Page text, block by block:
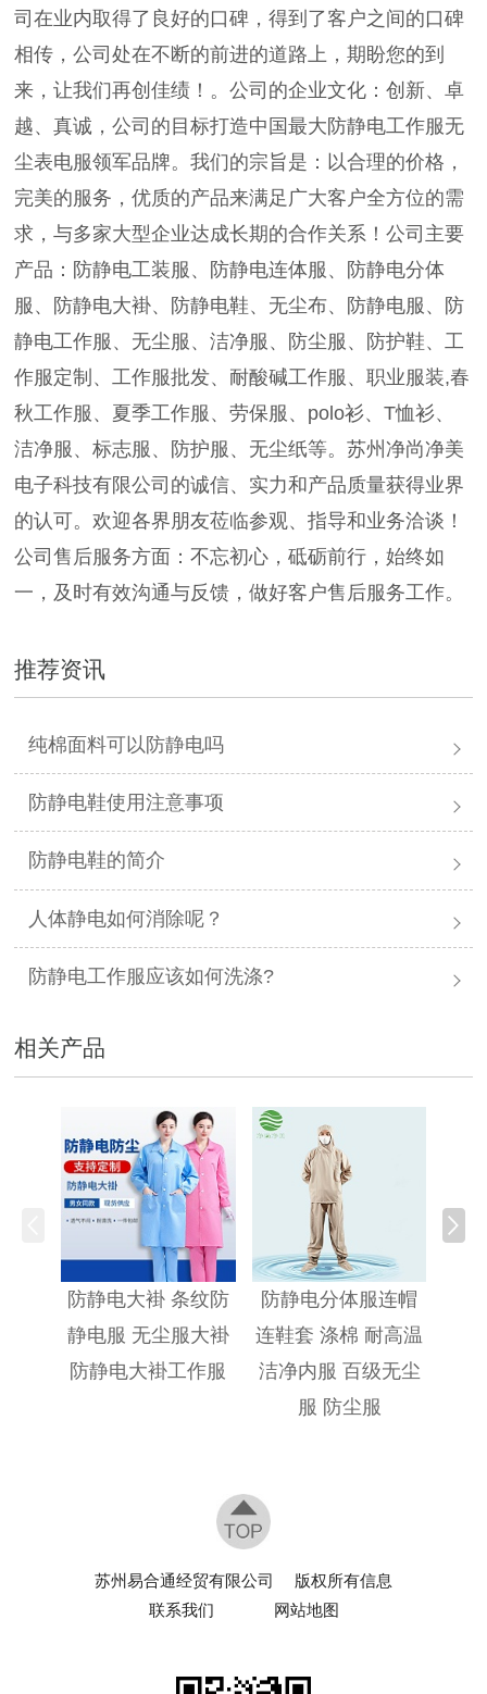
司在业内取得了良好的口碑，得到了客户之间的口碑
相传，公司处在不断的前进的道路上，期盼您的到
来，让我们再创佳绩！。公司的企业文化：创新、卓
越、真诚，公司的目标打造中国最大防静电工作服无
尘表电服领军品牌。我们的宗旨是：以合理的价格，
完美的服务，优质的产品来满足广大客户全方位的需
求，与多家大型企业达成长期的合作关系！公司主要
产品：防静电工装服、防静电连体服、防静电分体
服、防静电大褂、防静电鞋、无尘布、防静电服、防
静电工作服、无尘服、洁净服、防尘服、防护鞋、工
作服定制、工作服批发、耐酸碱工作服、职业服装,春
秋工作服、夏季工作服、劳保服、polo衫、T恤衫、
洁净服、标志服、防护服、无尘纸等。苏州净尚净美
电子科技有限公司的诚信、实力和产品质量获得业界
的认可。欢迎各界朋友莅临参观、指导和业务洽谈！
公司售后服务方面：不忘初心，砥砺前行，始终如
一，及时有效沟通与反馈，做好客户售后服务工作。
推荐资讯
纯棉面料可以防静电吗
防静电鞋使用注意事项
防静电鞋的简介
人体静电如何消除呢？
防静电工作服应该如何洗涤?
相关产品
防静电大褂 条纹防
静电服 无尘服大褂
防静电大褂工作服
防静电分体服连帽
连鞋套 涤棉 耐高温
洁净内服 百级无尘
服 防尘服
防
苏州易合通经贸有限公司
版权所有信息
联系我们
网站地图